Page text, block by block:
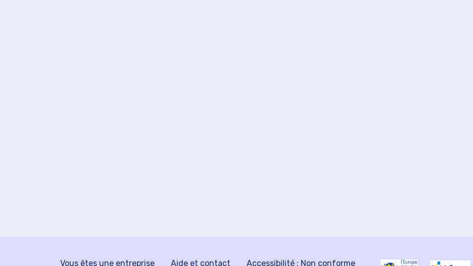
Vous êtes une entreprise Aide et contact Accessibilité : Non conforme